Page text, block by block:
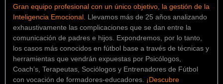
Gran equipo profesional con un único objetivo, la gestión de la
Inteligencia Emocional. Llevamos más de 25 años analizando
exhaustivamente las complicaciones que se dan entre la
comunicación de padres e hijos. Expondremos, por lo tanto,
los casos más conocidos en fútbol base a través de técnicas y
herramientas que vendrán expuestas por Psicólogos,
Coach’s, Terapeutas, Sociólogos y Entrenadores de Fútbol
con vocación de formadores-educadores. ¡Descubre